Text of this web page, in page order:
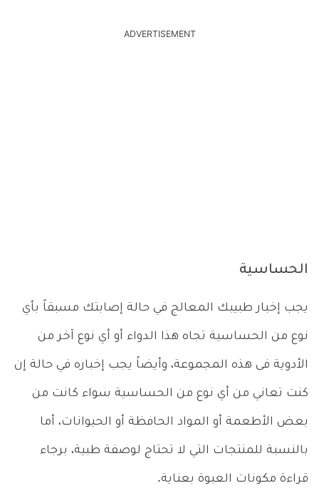
ADVERTISEMENT
الحساسية
يجب إخبار طبيبك المعالج في حالة إصابتك مسبقاً بأي
نوع من الحساسية تجاه هذا الدواء أو أي نوع آخر من
الأدوية فى هذه المجموعة، وأيضاً يجب إخباره في حالة إن
كنت تعاني من أي نوع من الحساسية سواء كانت من
بعض الأطعمة أو المواد الحافظة أو الحيوانات، أما
بالنسبة للمنتجات التي لا تحتاج لوصفة طبية، برجاء
قراءة مكونات العبوة بعناية.